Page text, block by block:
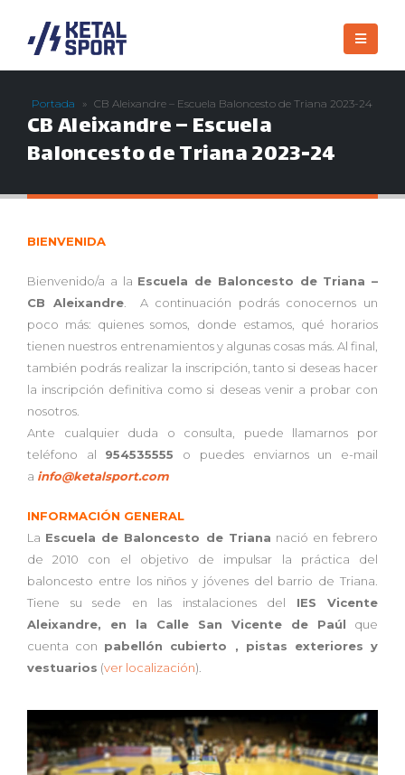
Portada » CB Aleixandre – Escuela Baloncesto de Triana 2023-24
CB Aleixandre – Escuela
Baloncesto de Triana 2023-24
BIENVENIDA
Bienvenido/a a la Escuela de Baloncesto de Triana –
CB Aleixandre. A continuación podrás conocernos un
poco más: quienes somos, donde estamos, qué horarios
tienen nuestros entrenamientos y algunas cosas más. Al final,
también podrás realizar la inscripción, tanto si deseas hacer
la inscripción definitiva como si deseas venir a probar con
nosotros.
Ante cualquier duda o consulta, puede llamarnos por
teléfono al 954535555 o puedes enviarnos un e-mail
a info@ketalsport.com
INFORMACIÓN GENERAL
La Escuela de Baloncesto de Triana nació en febrero
de 2010 con el objetivo de impulsar la práctica del
baloncesto entre los niños y jóvenes del barrio de Triana.
Tiene su sede en las instalaciones del IES Vicente
Aleixandre, en la Calle San Vicente de Paúl que
cuenta con pabellón cubierto , pistas exteriores y
vestuarios (ver localización).